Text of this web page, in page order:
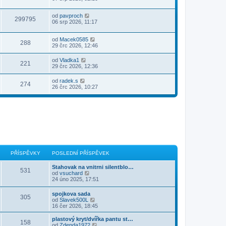
299795 od pavproch
06 srp 2026, 11:17
288 od Macek0585
29 črc 2026, 12:46
221 od Vladka1
29 črc 2026, 12:36
274 od radek.s
26 črc 2026, 10:27
PŘÍSPĚVKY POSLEDNÍ PŘÍSPĚVEK
531
Stahovak na vnitrni silentblo…
od vsuchard
o
a
z
i
t
p
24 úno 2025, 17:51
305
spojkova sada
od Slavek500L
o
b
r
a
16 čer 2026, 18:45
158
plastový kryt/dvířka pantu st…